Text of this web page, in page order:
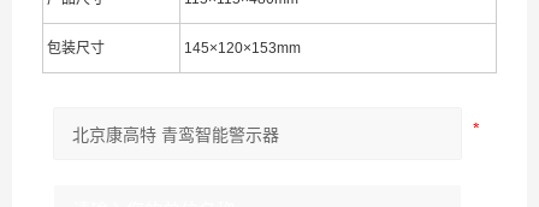
包装尺寸 145×120×153mm